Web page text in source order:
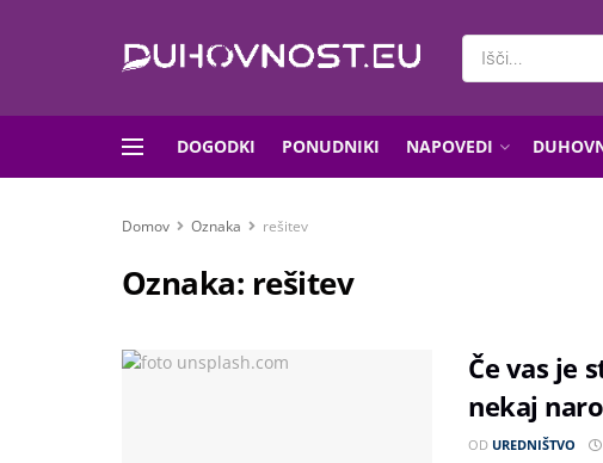
DOGODKI PONUDNIKI NAPOVEDI
Domov Oznaka rešitev
Oznaka: rešitev
Če vas je
nekaj
OD UREDNIŠTVO